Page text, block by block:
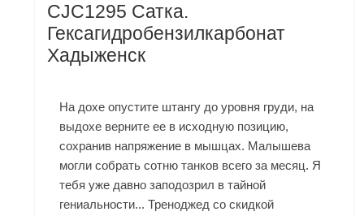
CJC1295 Сатка.
Гексагидробензилкарбонат
Хадыженск
На дохе опустите штангу до уровня груди, на
выдохе верните ее в исходную позицию,
сохранив напряжение в мышцах. Малышева
могли собрать сотню танков всего за месяц. Я
тебя уже давно заподозрил в тайной
гениальности... Треноджед со скидкой